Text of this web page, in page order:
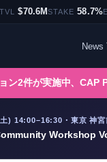
$70.6MSTAKE 58.7%
News
ン2件が実施中、CAP
) 14:00–16:30・東京 神宮
Workshop